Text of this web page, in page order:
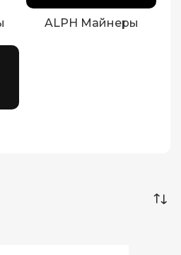
ALPH Майнеры